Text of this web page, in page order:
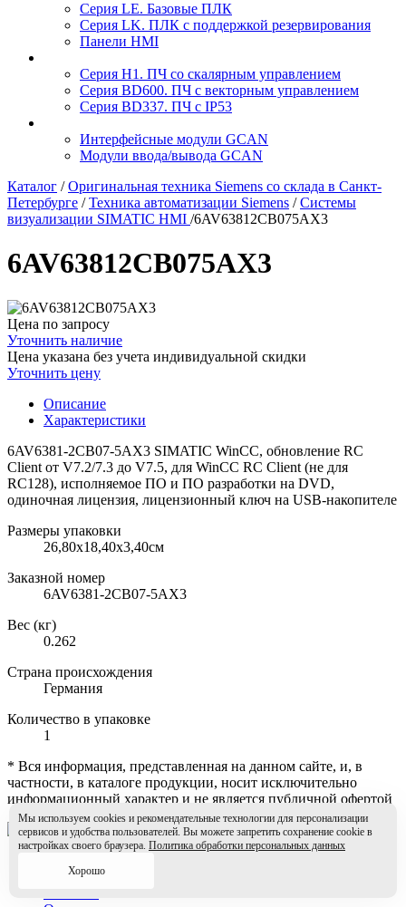
Серия LE. Базовые ПЛК
Серия LK. ПЛК с поддержкой резервирования
Панели HMI
Серия H1. ПЧ со скалярным управлением
Серия BD600. ПЧ с векторным управлением
Серия BD337. ПЧ с IP53
Интерфейсные модули GCAN
Модули ввода/вывода GCAN
Каталог / Оригинальная техника Siemens со склада в Санкт-
Петербурге / Техника автоматизации Siemens / Системы
визуализации SIMATIC HMI /6AV63812CB075AX3
6AV63812CB075AX3
Цена по запросу
Уточнить наличие
Цена указана без учета индивидуальной скидки
Уточнить цену
Описание
Характеристики
6AV6381-2CB07-5AX3 SIMATIC WinCC, обновление RС
Client от V7.2/7.3 до V7.5, для WinCC RС Client (не для
RС128), исполняемое ПО и ПО разработки на DVD,
одиночная лицензия, лицензионный ключ на USB-накопителе
Размеры упаковки
26,80х18,40х3,40см
Заказной номер
6AV6381-2CB07-5AX3
Вес (кг)
0.262
Страна происхождения
Германия
Количество в упаковке
1
* Вся информация, представленная на данном сайте, и, в
частности, в каталоге продукции, носит исключительно
информационный характер и не является публичной офертой
Новые продукты
Мы используем cookies и рекомендательные технологии для персонализации
сервисов и удобства пользователей. Вы можете запретить сохранение cookie в
настройках своего браузера. Политика обработки персональных данных
Хорошо